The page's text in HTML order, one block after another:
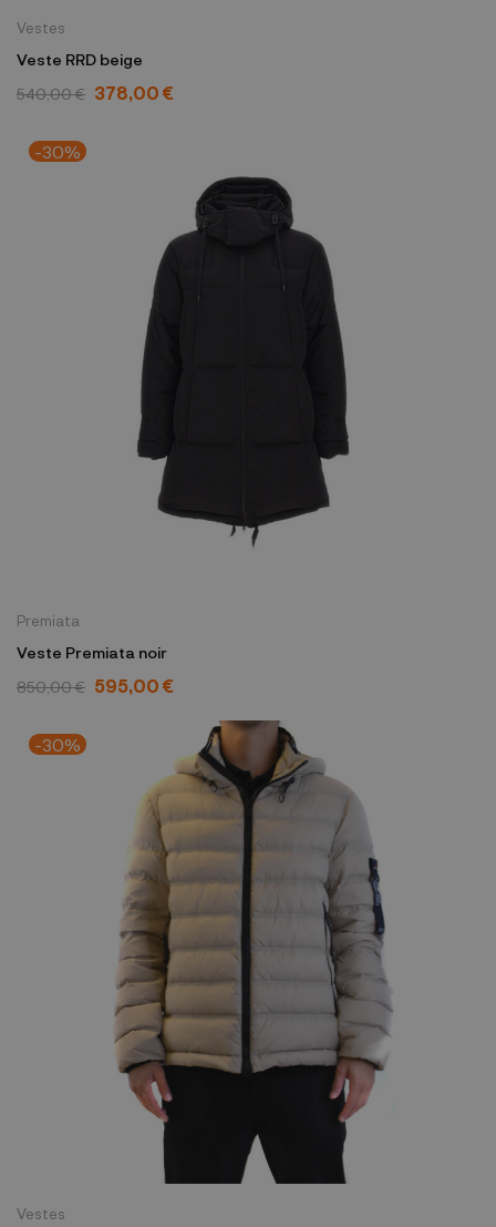
Vestes
Veste RRD beige
540,00 € 378,00 €
-30%
Premiata
Veste Premiata noir
850,00 € 595,00 €
-30%
Vestes